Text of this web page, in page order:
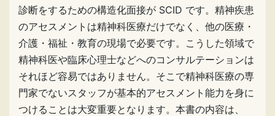
診断をするための構造化面接が SCID です。精神疾患
のアセスメントは精神科医療だけでなく、他の医療・
介護・福祉・教育の現場で必要です。こうした領域で
精神科医や臨床心理士などへのコンサルテーションは
それほど容易ではありません。そこで精神科医療の専
門家でないスタッフが基本的アセスメント能力を身に
つけることは大変重要となります。本書の内容は、